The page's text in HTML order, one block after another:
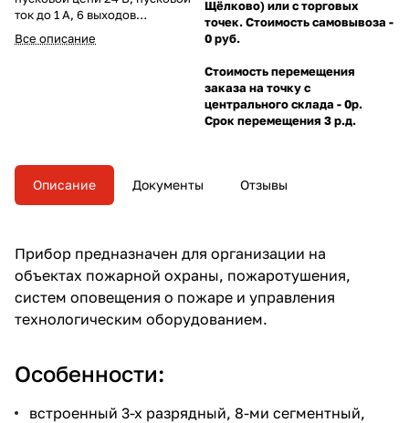
ток до 1 А, 6 выходов
оповещения с контролем, 4
релейных выхода, 8 шлейфов
Ач, диапазон рабочих
температур -30...+50°C,
пласт.корпус
Все описание
Щёлково) или с торговых
точек. Стоимость самовывоза -
0 руб.
Стоимость перемещения
заказа на точку с
центрального склада - 0р.
Срок перемещения 3 р.д.
Описание Документы Отзывы
Прибор предназначен для организации на
объектах пожарной охраны, пожаротушения,
систем оповещения о пожаре и управления
технологическим оборудованием.
Особенности:
встроенный 3-х разрядный, 8-ми сегментный,